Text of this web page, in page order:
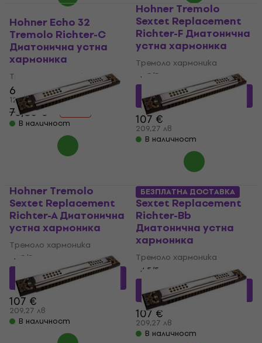
Hohner Echo 32
Tremolo Richter-C
Диатонична устна
хармоника
Тремоло хармоника
65,60 €
128,30 лв
76,80 €
В наличност
Hohner Tremolo
Sextet Replacement
Richter-F Диатонична
устна хармоника
Тремоло хармоника
4,5 /5
72,04 €с кодMUZMUZ-
30
107 €
209,27 лв
В наличност
Hohner Tremolo
Sextet Replacement
Richter-A Диатонична
устна хармоника
Тремоло хармоника
4,5 /5
74,80 €с кодMUZMUZ-
30
107 €
209,27 лв
В наличност
Hohner Tremolo
Sextet Replacement
Richter-Bb
Диатонична устна
хармоника
Тремоло хармоника
4,5/5
72,04 €с кодMUZMUZ-
30
107 €
209,27 лв
В наличност
БЕЗПЛАТНА ДОСТАВКА